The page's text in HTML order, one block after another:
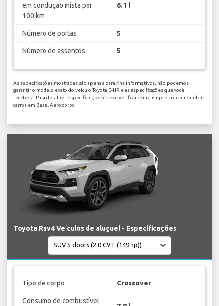
em condução mista por
100 km
6.1 l
Número de portas 5
Número de assentos 5
As especificações mostradas são apenas para fins informativos, não podemos
garantir o modelo exato do veículo Toyota C-HR e as especificações que você
receberá. Para detalhes específicos, você deve verificar com a empresa de aluguel de
carros em Basel Aeroporto.
Toyota Rav4 Veículos de aluguel - Especificações
Tipo de corpo Crossover
Consumo de combustível